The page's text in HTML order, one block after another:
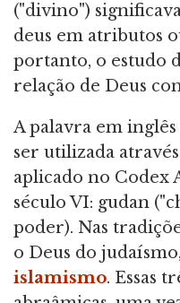
("divino")
deus em atributos
portanto, o estudo
relação de Deus
A palavra em
ser utilizada
aplicado no Codex
século VI: gudan
poder). Nas
o Deus do
islamismo. Essas